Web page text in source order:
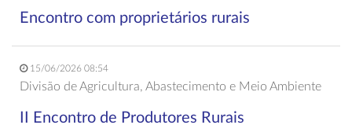
Encontro com proprietários rurais
15/06/2026 08:54
Divisão de Agricultura, Abastecimento e Meio Ambiente
II Encontro de Produtores Rurais